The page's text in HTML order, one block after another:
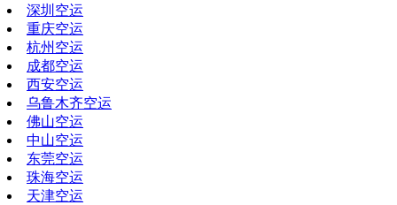
深圳空运
重庆空运
杭州空运
成都空运
西安空运
乌鲁木齐空运
佛山空运
中山空运
东莞空运
珠海空运
天津空运